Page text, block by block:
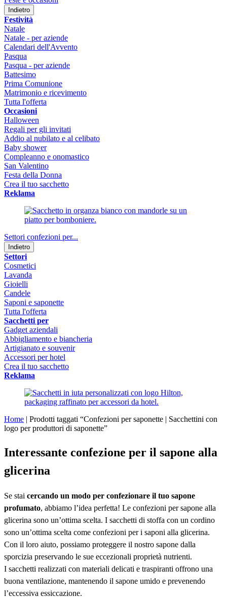
Indietro
Festività
Natale
Natale - per aziende
Calendari dell'Avvento
Pasqua
Pasqua - per aziende
Battesimo
Prima Comunione
Matrimonio e ricevimento
Tutta l'offerta
Occasioni
Halloween
Regali per gli invitati
Addio al nubilato e al celibato
Baby shower
Compleanno e onomastico
San Valentino
Festa della Donna
Crea il tuo sacchetto
Reklama
Settori confezioni per...
Indietro
Settori
Cosmetici
Lavanda
Gioielli
Candele
Saponi e saponette
Tutta l'offerta
Sacchetti per
Gadget aziendali
Abbigliamento e biancheria
Artigianato e souvenir
Accessori per hotel
Crea il tuo sacchetto
Reklama
Home | Prodotti taggati “Confezioni per saponette | Sacchettini con
logo per produttori di saponette”
Interessante confezione per il sapone alla
glicerina
Se stai cercando un modo per confezionare il tuo sapone
profumato, abbiamo l’idea perfetta! Le confezioni per sapone alla
glicerina sono un’ottima scelta. I sacchetti di stoffa con un cordino
sono un’ottima scelta come confezioni per i saponi alla glicerina.
Con il loro aiuto, possiamo proteggere il nostro sapone dalla
sporcizia preservando le sue eccezionali proprietà nutrienti.
I sacchetti realizzati con materiali delicati e traspiranti offrono una
buona ventilazione, mantenendo il sapone umido e prevenendo
l’eccessiva essiccazione.